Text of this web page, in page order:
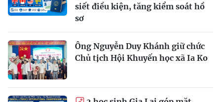
siết điều kiện, tăng kiểm soát hồ
sơ
Ông Nguyễn Duy Khánh giữ chức
Chủ tịch Hội Khuyến học xã Ia Ko